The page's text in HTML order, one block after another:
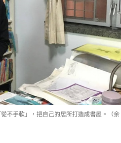
不手軟」，把自己的居所打造成書屋。（余